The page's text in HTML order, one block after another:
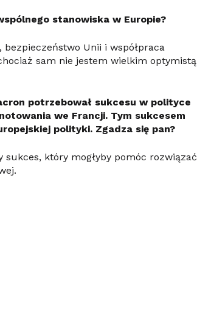
stanowiska w Europie?
Unii i współpraca
sam nie jestem wielkim
potrzebował sukcesu w polityce
we Francji. Tym sukcesem
polityki. Zgadza się pan?
który mogłyby pomóc rozwiązać